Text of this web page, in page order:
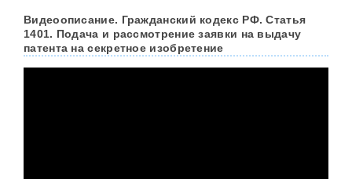
Видеоописание. Гражданский кодекс РФ. Статья
1401. Подача и рассмотрение заявки на выдачу
патента на секретное изобретение